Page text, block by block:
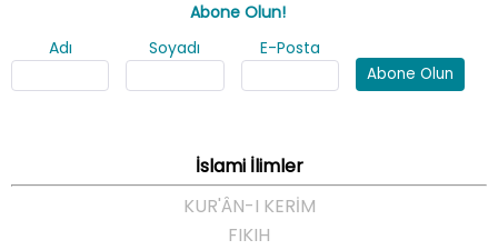
Abone Olun!
Adı
Soyadı E-Posta
Abone Olun
İslami İlimler
KUR'ÂN-I KERİM
FIKIH